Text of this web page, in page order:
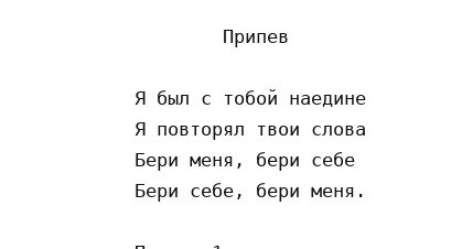
Я был с тобой наедине
Я повторял твои слова
Бери меня, бери себе
Бери себе, бери меня.